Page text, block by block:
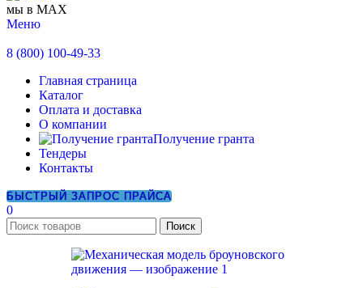
мы в MAX
Меню
8 (800) 100-49-33
Главная страница
Каталог
Оплата и доставка
О компании
Получение гранта
Тендеры
Контакты
БЫСТРЫЙ ЗАПРОС ПРАЙСА
0
Поиск